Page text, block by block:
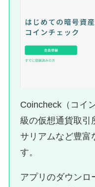
Coincheck（コイ
級の仮想通貨取引
サリアムなど豊富
す。
アプリのダウンロ